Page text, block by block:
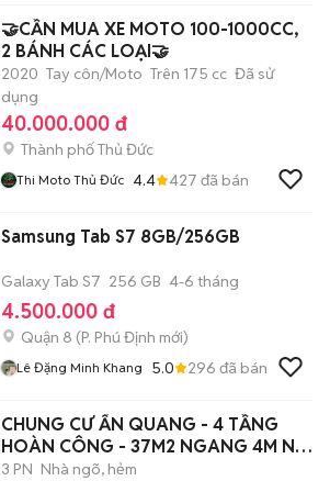
🤝CẦN MUA XE MOTO 100-1000CC,
2 BÁNH CÁC LOẠI🤝
2020 Tay côn/Moto Trên 175 cc Đã sử
dụng
40.000.000 đ
Thành phố Thủ Đức
Thi Moto Thủ Đức 4.4 427 đã bán
Samsung Tab S7 8GB/256GB
Galaxy Tab S7 256 GB 4-6 tháng
4.500.000 đ
Quận 8 (P. Phú Định mới)
Lê Đặng Minh Khang 5.0 296 đã bán
CHUNG CƯ ẤN QUANG - 4 TẦNG
HOÀN CÔNG - 37M2 NGANG 4M NỞ
HẬU.
3 PN Nhà ngõ, hẻm